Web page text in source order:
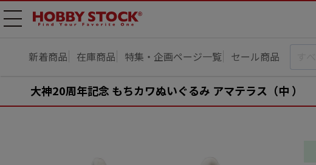
メニ
新着商品 在庫商品 特集・企画ページ一覧 セール商品
大神20周年記念 もちカワぬいぐるみ アマテラス（中 ）